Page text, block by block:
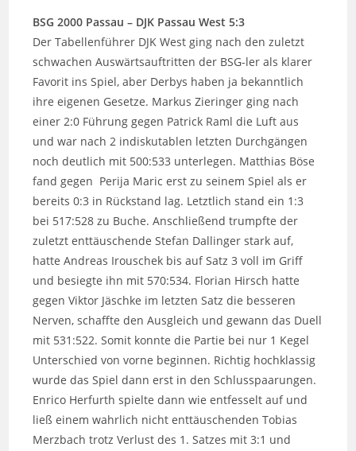
BSG 2000 Passau – DJK Passau West 5:3
Der Tabellenführer DJK West ging nach den zuletzt
schwachen Auswärtsauftritten der BSG-ler als klarer
Favorit ins Spiel, aber Derbys haben ja bekanntlich
ihre eigenen Gesetze. Markus Zieringer ging nach
einer 2:0 Führung gegen Patrick Raml die Luft aus
und war nach 2 indiskutablen letzten Durchgängen
noch deutlich mit 500:533 unterlegen. Matthias Böse
fand gegen Perija Maric erst zu seinem Spiel als er
bereits 0:3 in Rückstand lag. Letztlich stand ein 1:3
bei 517:528 zu Buche. Anschließend trumpfte der
zuletzt enttäuschende Stefan Dallinger stark auf,
hatte Andreas Irouschek bis auf Satz 3 voll im Griff
und besiegte ihn mit 570:534. Florian Hirsch hatte
gegen Viktor Jäschke im letzten Satz die besseren
Nerven, schaffte den Ausgleich und gewann das Duell
mit 531:522. Somit konnte die Partie bei nur 1 Kegel
Unterschied von vorne beginnen. Richtig hochklassig
wurde das Spiel dann erst in den Schlusspaarungen.
Enrico Herfurth spielte dann wie entfesselt auf und
ließ einem wahrlich nicht enttäuschenden Tobias
Merzbach trotz Verlust des 1. Satzes mit 3:1 und